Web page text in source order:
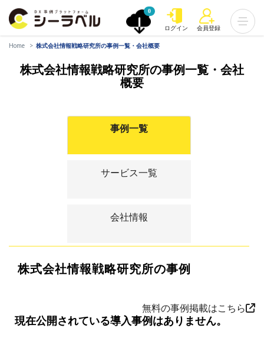
0
ログイン 会員登録
Home 株式会社情報戦略研究所の事例一覧・会社概要
株式会社情報戦略研究所の事例一覧・会社
概要
事例一覧
サービス一覧
会社情報
株式会社情報戦略研究所の事例
無料の事例掲載はこちら
現在公開されている導入事例はありません。